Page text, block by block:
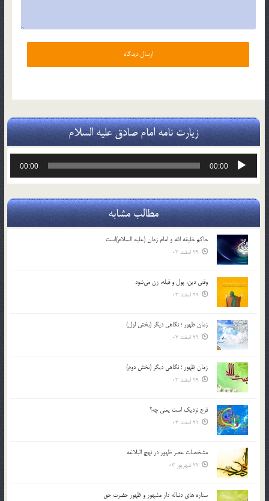
زیارت نامه امام صادق علیه السلام
پخش‌کننده
00:00
00:00
مطالب مشابه
حاکم خليفه الله و امام زمان (علیه السلام)است
29 اسفند 03
وقتی دین، پول و قبله، زن می‌شود
29 اسفند 03
زمان ظهور ؛ نگاهی دیگر (بخش اول)
29 اسفند 03
زمان ظهور ؛ نگاهی دیگر (بخش دوم)
29 اسفند 03
فرج نزدیک است یعنی چه؟
29 اسفند 03
مشخصات عصر ظهور در نهج البلاغه
22 شهریور 03
ستاره های دنباله دار مشهور و ظهور حضرت حق